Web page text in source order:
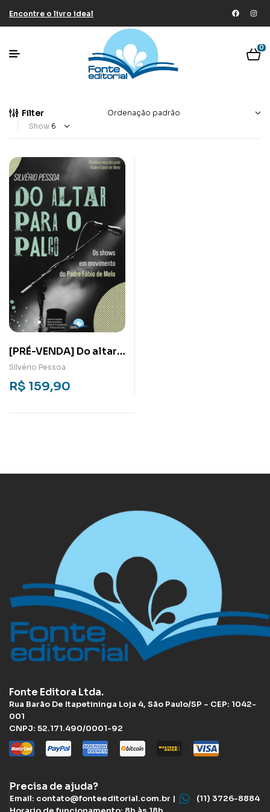
Encontre o livro ideal
0
Filter
Show
[PRÉ-VENDA] Do altar
para o palco: Os shows
em movimento do
Padre Fábio de Melo
Silvério Pessoa
R$ 159,90
Fonte Editora Ltda.
Rua Barão De Itapetininga Loja 4, São Paulo/SP – CEP: 1042-
001
CNPJ: 52.171.490/0001-92
Precisa de ajuda?
Email: contato@fonteeditorial.com.br |
(11) 3726-8884